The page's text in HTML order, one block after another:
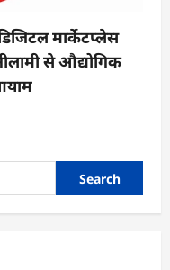
मार्केटप्लेस
से औद्योगिक